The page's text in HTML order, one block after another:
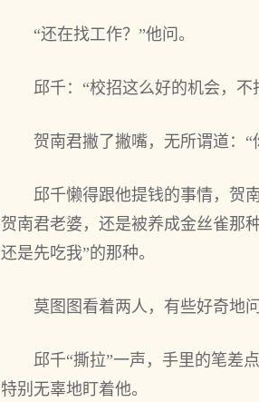
“还在找工作？”他问。
邱千：“校招这么好的机会，不
贺南君撇了撇嘴，无所谓道：
邱千懒得跟他提钱的事情，贺
贺南君老婆，还是被养成金丝雀那
还是先吃我”的那种。
莫图图看着两人，有些好奇地
邱千“撕拉”一声，手里的笔差
特别无辜地盯着他。